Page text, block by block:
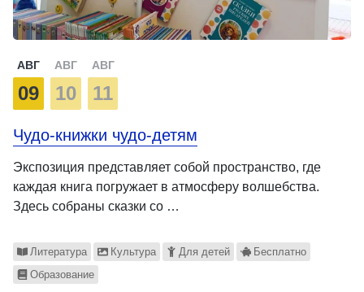
АВГ
09
АВГ
10
АВГ
11
Чудо-книжки чудо-детям
Экспозиция представляет собой пространство, где
каждая книга погружает в атмосферу волшебства.
Здесь собраны сказки со …
Литература Культура Для детей
Бесплатно
Образование